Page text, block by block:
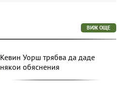
ВИЖ ОЩЕ
Кевин Уорш трябва да даде
някои обяснения